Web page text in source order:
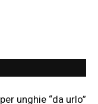
unghie “da urlo”